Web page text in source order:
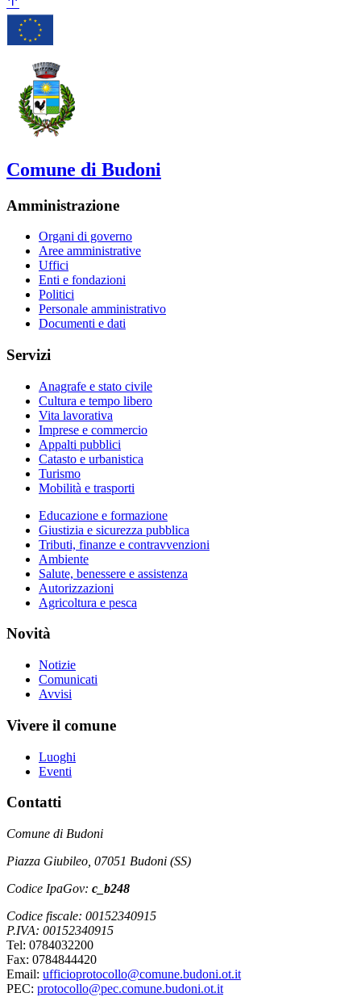
Comune di Budoni
Amministrazione
Organi di governo
Aree amministrative
Uffici
Enti e fondazioni
Politici
Personale amministrativo
Documenti e dati
Servizi
Anagrafe e stato civile
Cultura e tempo libero
Vita lavorativa
Imprese e commercio
Appalti pubblici
Catasto e urbanistica
Turismo
Mobilità e trasporti
Educazione e formazione
Giustizia e sicurezza pubblica
Tributi, finanze e contravvenzioni
Ambiente
Salute, benessere e assistenza
Autorizzazioni
Agricoltura e pesca
Novità
Notizie
Comunicati
Avvisi
Vivere il comune
Luoghi
Eventi
Contatti
Comune di Budoni
Piazza Giubileo, 07051 Budoni (SS)
Codice IpaGov: c_b248
Codice fiscale: 00152340915
P.IVA: 00152340915
Tel: 0784032200
Fax: 0784844420
Email: ufficioprotocollo@comune.budoni.ot.it
PEC: protocollo@pec.comune.budoni.ot.it